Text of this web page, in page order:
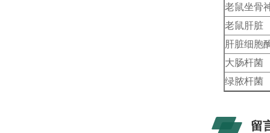
老鼠坐骨
老鼠肝脏
肝脏细胞
大肠杆菌
绿脓杆菌
留